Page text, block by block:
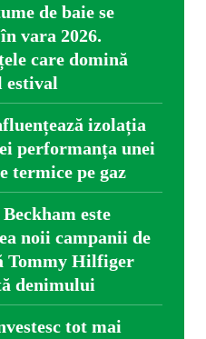
de baie se
vara 2026.
care domină
estival
izolația
performanța unei
termice pe gaz
este
noii campanii de
Tommy Hilfiger
denimului
tot mai